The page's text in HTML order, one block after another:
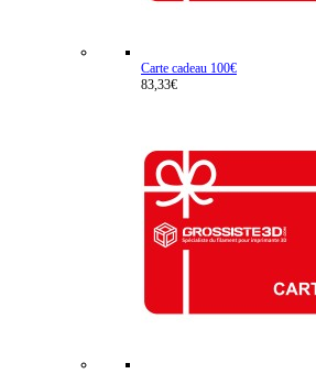
Carte cadeau 100€
83,33€